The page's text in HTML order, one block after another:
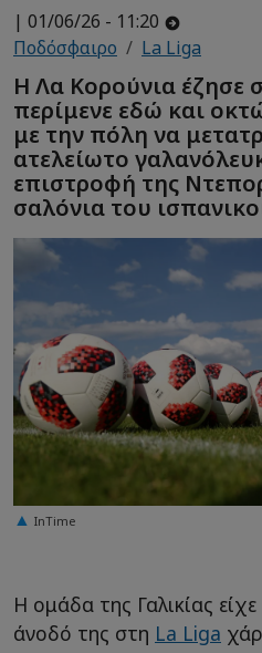
| 01/06/26 - 11:20
Ποδόσφαιρο
La Liga
Η Λα Κορούνια έζησε
περίμενε εδώ και
με την πόλη να
ατελείωτο
επιστροφή της
σαλόνια του
InTime
Η ομάδα της Γαλικίας
άνοδό της στη La Liga